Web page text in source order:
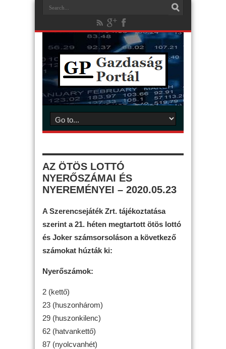
AZ ÖTÖS LOTTÓ
NYERŐSZÁMAI ÉS
NYEREMÉNYEI – 2020.05.23
A Szerencsejáték Zrt. tájékoztatása
szerint a 21. héten megtartott ötös lottó
és Joker számsorsoláson a következő
számokat húzták ki:
Nyerőszámok:
2 (kettő)
23 (huszonhárom)
29 (huszonkilenc)
62 (hatvankettő)
87 (nyolcvanhét)